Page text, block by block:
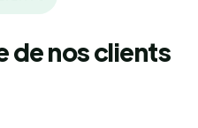
de nos clients